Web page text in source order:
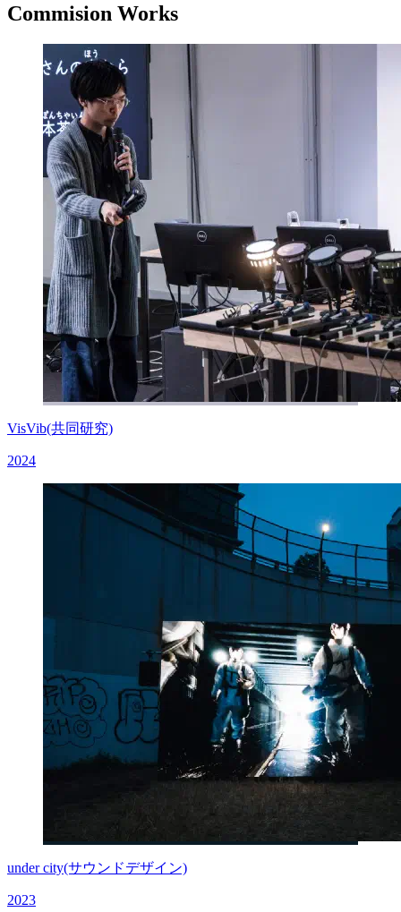
Commision Works
VisVib(共同研究)
2024
under city(サウンドデザイン)
2023